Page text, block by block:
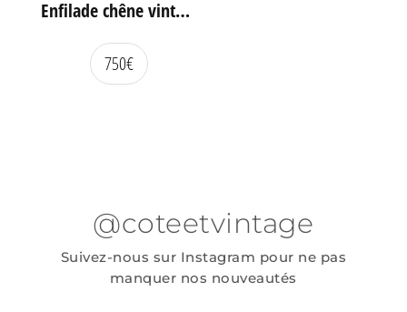
Enfilade chêne vintage portes coulissantes
750€
@coteetvintage
Suivez-nous sur Instagram pour ne pas
manquer nos nouveautés